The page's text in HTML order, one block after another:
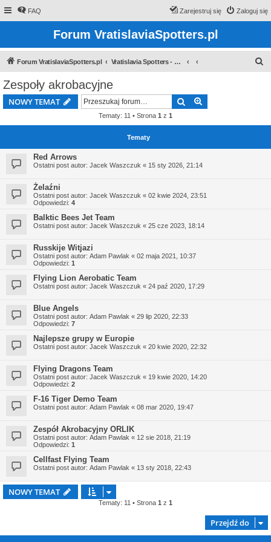
FAQ Zaloguj się
Zarejestruj się
Forum VratislaviaSpotters.pl
Forum VratislaviaSpotters.pl Vratislavia Spotters - Wroclawska grupa spotterska
Zespoły akrobacyjne
NOWY TEMAT Szukaj
Tematy: 11 • Strona 1 z 1
Tematy
Red Arrows
Ostatni post autor: Jacek Waszczuk « 15 sty 2026, 21:14
Żelaźni
Ostatni post autor: Jacek Waszczuk « 02 kwie 2024, 23:51
Odpowiedzi: 4
Balktic Bees Jet Team
Ostatni post autor: Jacek Waszczuk « 25 cze 2023, 18:14
Russkije Witjazi
Ostatni post autor: Adam Pawlak « 02 maja 2021, 10:37
Odpowiedzi: 1
Flying Lion Aerobatic Team
Ostatni post autor: Jacek Waszczuk « 24 paź 2020, 17:29
Blue Angels
Ostatni post autor: Adam Pawlak « 29 lip 2020, 22:33
Odpowiedzi: 7
Najlepsze grupy w Europie
Ostatni post autor: Jacek Waszczuk « 20 kwie 2020, 22:32
Flying Dragons Team
Ostatni post autor: Jacek Waszczuk « 19 kwie 2020, 14:20
Odpowiedzi: 2
F-16 Tiger Demo Team
Ostatni post autor: Adam Pawlak « 08 mar 2020, 19:47
Zespół Akrobacyjny ORLIK
Ostatni post autor: Adam Pawlak « 12 sie 2018, 21:19
Odpowiedzi: 1
Cellfast Flying Team
Ostatni post autor: Adam Pawlak « 13 sty 2018, 22:43
NOWY TEMAT
Tematy: 11 • Strona 1 z 1
Przejdź do